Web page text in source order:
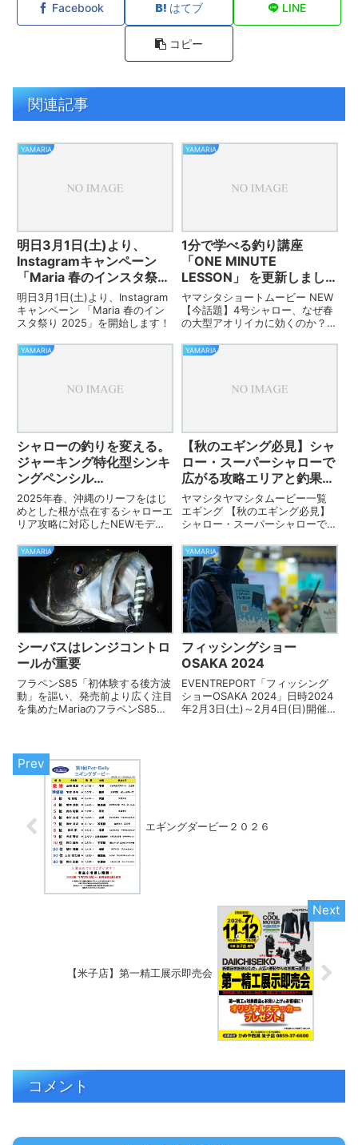
Facebook はてブ LINE
コピー
関連記事
YAMARIA
明日3月1日(土)より、
Instagramキャンペーン
「Maria 春のインスタ祭り
2025」を開始します！
明日3月1日(土)より、Instagram
キャンペーン 「Maria 春のイン
スタ祭り 2025」を開始します！
YAMARIA
1分で学べる釣り講座
「ONE MINUTE
LESSON」 を更新しまし
た。
ヤマシタショートムービー NEW
【今話題】4号シャロー、なぜ春
の大型アオリイカに効くのか？エ
効果・メリットまで徹底解説！
ー、なぜ春の大型アオ...
YAMARIA
シャローの釣りを変える。
ジャーキング特化型シンキ
ングペンシル
「SOUTHER（サウザー）
S75」
2025年春、沖縄のリーフをはじ
めとした根が点在するシャローエ
リア攻略に対応したNEWモデ
ら登場する。コンセプトは「ジャ
ークに特化したシンキングペンシ
ル」リトリーブやフォールでは喰
わせに特化したシンキング...
YAMARIA
【秋のエギング必見】シャ
ロー・スーパーシャローで
広がる攻略エリアと釣果ア
ップのコツ【エギングレッ
スン】をYouTubeに公開
しました。
ヤマシタヤマシタムービー一覧
エギング 【秋のエギング必見】
シャロー・スーパーシャローで広
ツ【エギングレッスン】【秋のエ
ギング必見】シャロー・スーパー
シャローで広がる攻略エリアと釣
果アップのコツ【エギングレッ
ス...
YAMARIA
シーバスはレンジコントロ
ールが重要
フラペンS85「初体験する後方波
動」を謳い、発売前より広く注目
を集めたMariaのフラペンS85。
た。もちろん勢いは話題性だけで
なく、スタッフ陣によ...
YAMARIA
フィッシングショー
OSAKA 2024
EVENTREPORT「フィッシング
ショーOSAKA 2024」日時2024
年2月3日(土)～2月4日(日)開催場
エギングダービー２０２６
【米子店】第一精工展示即売会
コメント